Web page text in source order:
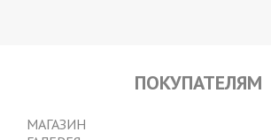
ПОКУПАТЕЛЯМ
МЕНЮ
МАГАЗИН